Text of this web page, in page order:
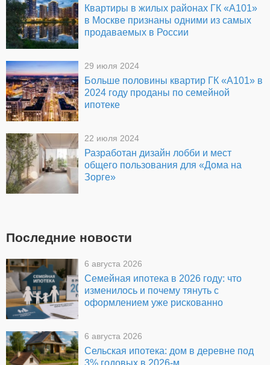
Квартиры в жилых районах ГК «А101»
в Москве признаны одними из самых
продаваемых в России
29 июля 2024
Больше половины квартир ГК «А101» в
2024 году проданы по семейной
ипотеке
22 июля 2024
Разработан дизайн лобби и мест
общего пользования для «Дома на
Зорге»
Последние новости
6 августа 2026
Семейная ипотека в 2026 году: что
изменилось и почему тянуть с
оформлением уже рискованно
6 августа 2026
Сельская ипотека: дом в деревне под